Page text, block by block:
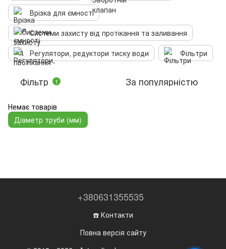
Врізка для ємності
Системи захисту від протікання та заливання
Регулятори, редуктори тиску води
Фільтри
Фільтр 1 За популярністю
Немає товарів
Діаметр труби (мм)
+380631355535
☎️ Контакти
Повна версія сайту